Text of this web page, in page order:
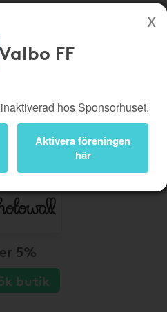
sida stöttar Valbo FF
Kampanjer
Logga in
FF
hos Sponsorhuset.
Aktivera föreningen
här
5%
butik